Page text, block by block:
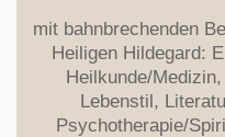
Hildegard's Werke
Weitere Literatur
Übersetzungen
Organisation
Stiftung
Förderkreis
Anmeldung
mit bahnbrechenden
Heiligen Hildegard:
Heilkunde/
Lebenstil,
Psychotherapie/